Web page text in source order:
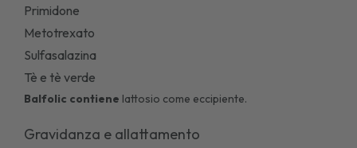
Primidone
Metotrexato
Sulfasalazina
Tè e tè verde
Balfolic contiene lattosio come eccipiente.
Gravidanza e allattamento